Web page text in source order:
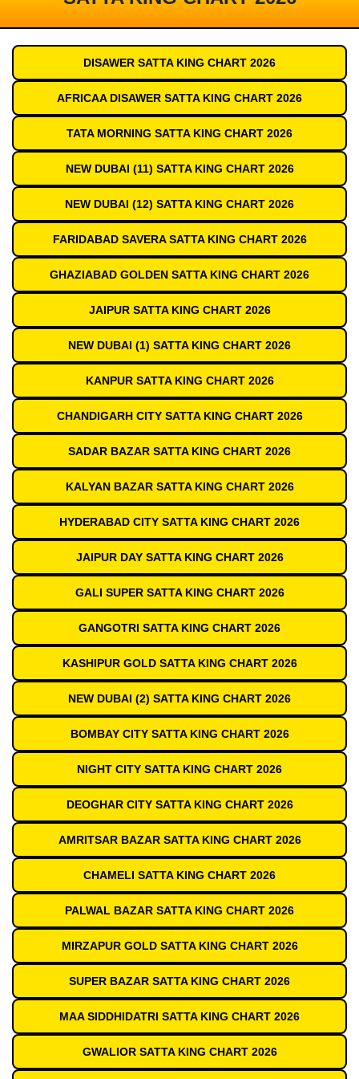
DISAWER SATTA KING CHART 2026
AFRICAA DISAWER SATTA KING CHART 2026
TATA MORNING SATTA KING CHART 2026
NEW DUBAI (11) SATTA KING CHART 2026
NEW DUBAI (12) SATTA KING CHART 2026
FARIDABAD SAVERA SATTA KING CHART 2026
GHAZIABAD GOLDEN SATTA KING CHART 2026
JAIPUR SATTA KING CHART 2026
NEW DUBAI (1) SATTA KING CHART 2026
KANPUR SATTA KING CHART 2026
CHANDIGARH CITY SATTA KING CHART 2026
SADAR BAZAR SATTA KING CHART 2026
KALYAN BAZAR SATTA KING CHART 2026
HYDERABAD CITY SATTA KING CHART 2026
JAIPUR DAY SATTA KING CHART 2026
GALI SUPER SATTA KING CHART 2026
GANGOTRI SATTA KING CHART 2026
KASHIPUR GOLD SATTA KING CHART 2026
NEW DUBAI (2) SATTA KING CHART 2026
BOMBAY CITY SATTA KING CHART 2026
NIGHT CITY SATTA KING CHART 2026
DEOGHAR CITY SATTA KING CHART 2026
AMRITSAR BAZAR SATTA KING CHART 2026
CHAMELI SATTA KING CHART 2026
PALWAL BAZAR SATTA KING CHART 2026
MIRZAPUR GOLD SATTA KING CHART 2026
SUPER BAZAR SATTA KING CHART 2026
MAA SIDDHIDATRI SATTA KING CHART 2026
GWALIOR SATTA KING CHART 2026